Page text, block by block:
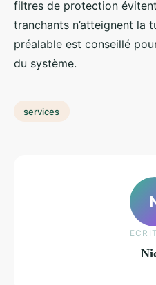
filtres de protection
tranchants n’atteignent la
préalable est conseillé
du système.
services